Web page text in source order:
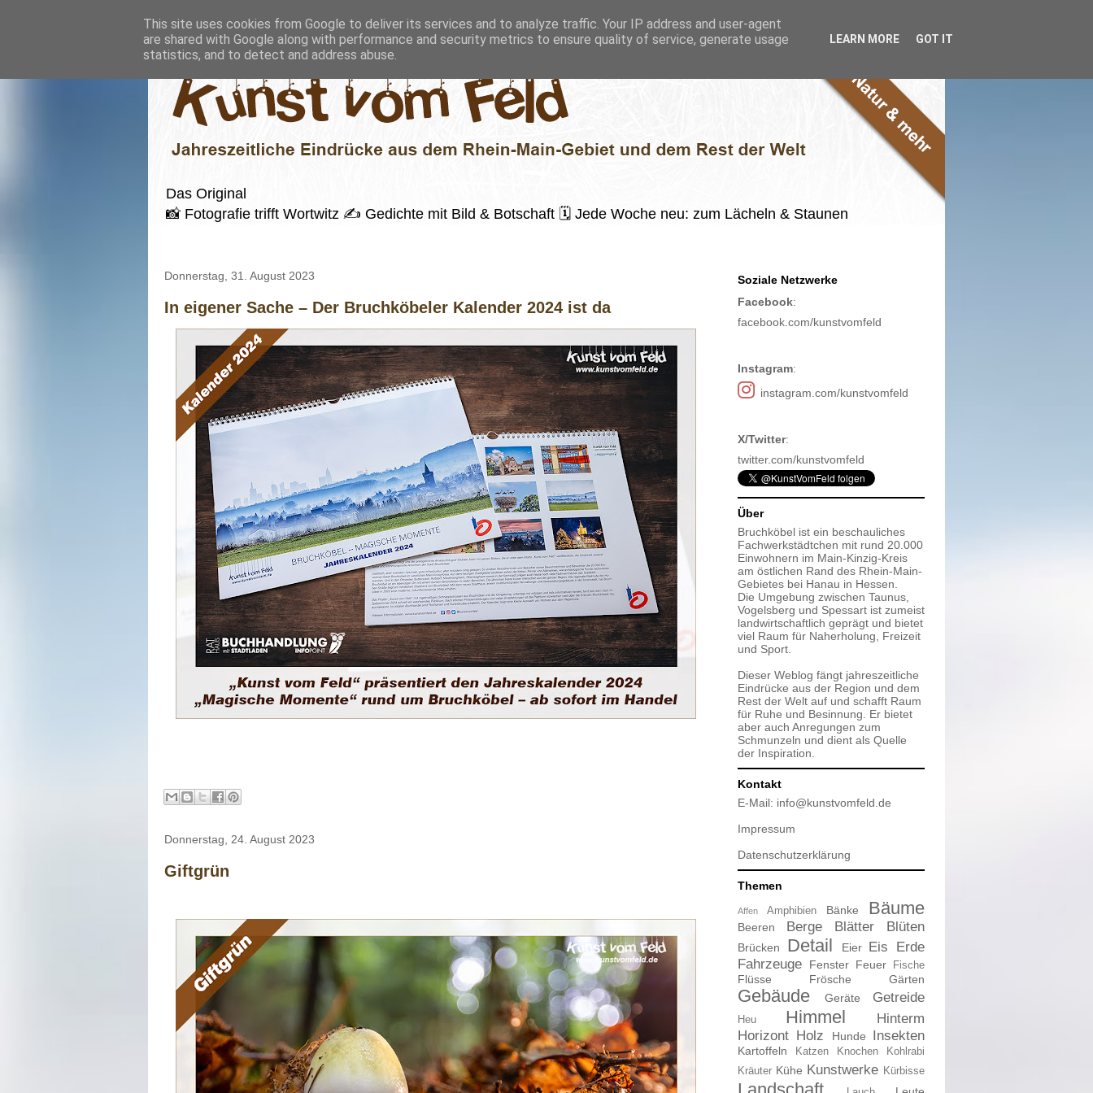
Das Original
📸 Fotografie trifft Wortwitz ✍️ Gedichte mit Bild & Botschaft 🗓 Jede Woche neu: zum Lächeln & Staunen
Donnerstag, 31. August 2023
In eigener Sache – Der Bruchköbeler Kalender 2024 ist da
Donnerstag, 24. August 2023
Giftgrün
Soziale Netzwerke
Facebook:
facebook.com/kunstvomfeld
Instagram:
instagram.com/kunstvomfeld
X/Twitter:
twitter.com/kunstvomfeld
Über
Bruchköbel ist ein beschauliches
Fachwerkstädtchen mit rund 20.000
Einwohnern im Main-Kinzig-Kreis
am östlichen Rand des Rhein-Main-
Gebietes bei Hanau in Hessen.
Die Umgebung zwischen Taunus,
Vogelsberg und Spessart ist zumeist
landwirtschaftlich geprägt und bietet
viel Raum für Naherholung, Freizeit
und Sport.
Dieser Weblog fängt jahreszeitliche
Eindrücke aus der Region und dem
Rest der Welt auf und schafft Raum
für Ruhe und Besinnung. Er bietet
aber auch Anregungen zum
Schmunzeln und dient als Quelle
der Inspiration.
Kontakt
E-Mail: info@kunstvomfeld.de
Impressum
Datenschutzerklärung
Themen
Affen Amphibien Bänke Bäume
Beeren Berge Blätter Blüten
Brücken Detail Eier Eis
Erde
Fahrzeuge
Fenster Feuer Fische
Flüsse Frösche Gärten
Gebäude Geräte Getreide
Heu Himmel
Hinterm
Horizont Holz Hunde Insekten
Kartoffeln Katzen Knochen
Kohlrabi
Kräuter Kühe Kunstwerke Kürbisse
This site uses cookies from Google to deliver its services and to analyze traffic. Your IP address and user-agent
are shared with Google along with performance and security metrics to ensure quality of service, generate usage
statistics, and to detect and address abuse.
LEARN MORE GOT IT